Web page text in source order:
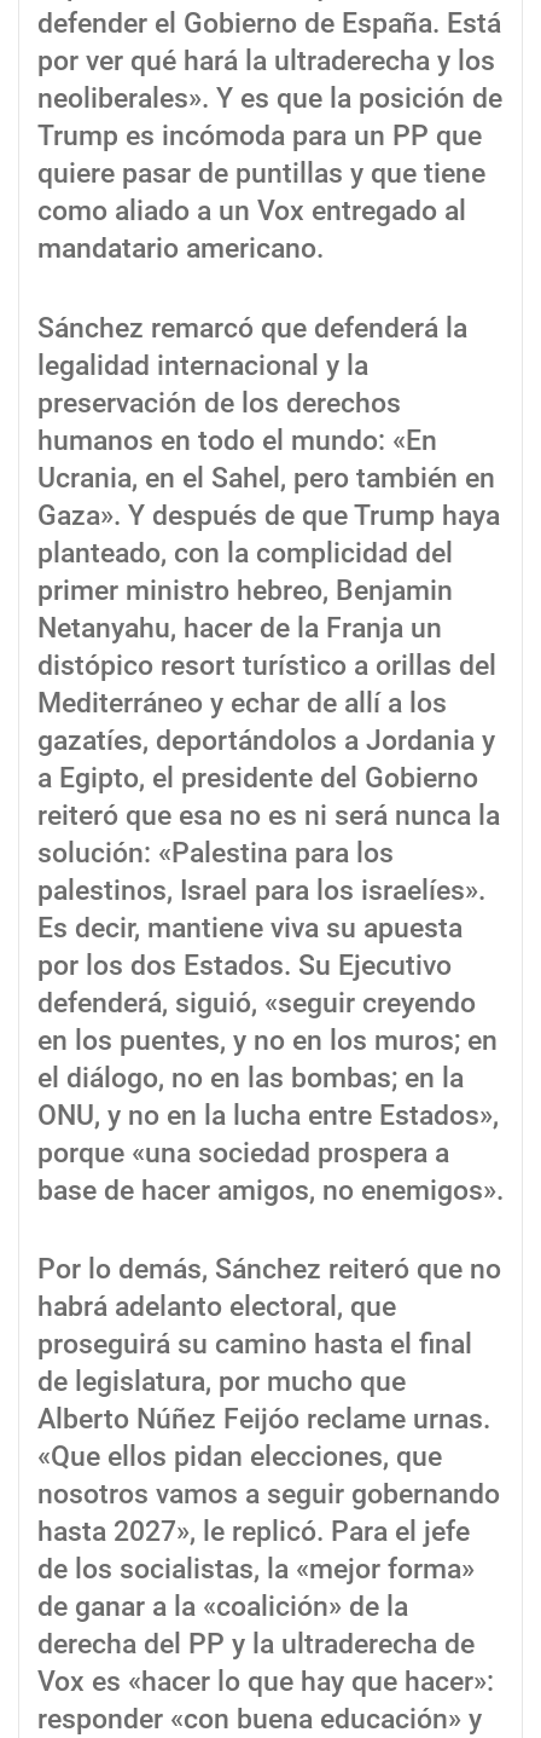
defender el Gobierno de España. Está
por ver qué hará la ultraderecha y los
neoliberales». Y es que la posición de
Trump es incómoda para un PP que
quiere pasar de puntillas y que tiene
como aliado a un Vox entregado al
mandatario americano.
Sánchez remarcó que defenderá la
legalidad internacional y la
preservación de los derechos
humanos en todo el mundo: «En
Ucrania, en el Sahel, pero también en
Gaza». Y después de que Trump haya
planteado, con la complicidad del
primer ministro hebreo, Benjamin
Netanyahu, hacer de la Franja un
distópico resort turístico a orillas del
Mediterráneo y echar de allí a los
gazatíes, deportándolos a Jordania y
a Egipto, el presidente del Gobierno
reiteró que esa no es ni será nunca la
solución: «Palestina para los
palestinos, Israel para los israelíes».
Es decir, mantiene viva su apuesta
por los dos Estados. Su Ejecutivo
defenderá, siguió, «seguir creyendo
en los puentes, y no en los muros; en
el diálogo, no en las bombas; en la
ONU, y no en la lucha entre Estados»,
porque «una sociedad prospera a
base de hacer amigos, no enemigos».
Por lo demás, Sánchez reiteró que no
habrá adelanto electoral, que
proseguirá su camino hasta el final
de legislatura, por mucho que
Alberto Núñez Feijóo reclame urnas.
«Que ellos pidan elecciones, que
nosotros vamos a seguir gobernando
hasta 2027», le replicó. Para el jefe
de los socialistas, la «mejor forma»
de ganar a la «coalición» de la
derecha del PP y la ultraderecha de
Vox es «hacer lo que hay que hacer»:
responder «con buena educación» y